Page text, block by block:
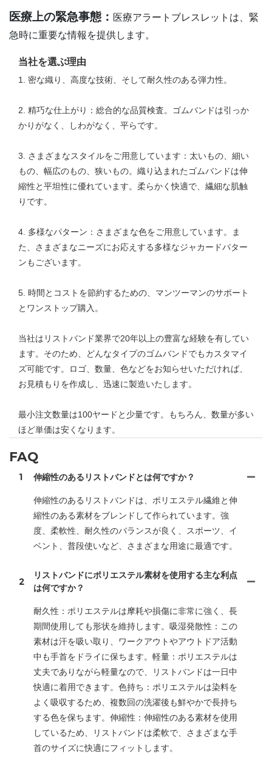
医療上の緊急事態： 医療アラートブレスレットは、緊
急時に重要な情報を提供します。
当社を選ぶ理由
1. 密な織り、高度な技術、そして耐久性のある弾力性。
2. 精巧な仕上がり：総合的な品質検査。ゴムバンドは引っか
かりがなく、しわがなく、平らです。
3. さまざまなスタイルをご用意しています：太いもの、細い
もの、幅広のもの、狭いもの。織り込まれたゴムバンドは伸
縮性と平坦性に優れています。柔らかく快適で、繊細な肌触
りです。
4. 多様なパターン：さまざまな色をご用意しています。ま
た、さまざまなニーズにお応えする多様なジャカードパター
ンもございます。
5. 時間とコストを節約するための、マンツーマンのサポート
とワンストップ購入。
当社はリストバンド業界で20年以上の豊富な経験を有してい
ます。そのため、どんなタイプのゴムバンドでもカスタマイ
ズ可能です。ロゴ、数量、色などをお知らせいただければ、
お見積もりを作成し、迅速に製造いたします。
最小注文数量は100ヤードと少量です。もちろん、数量が多い
ほど単価は安くなります。
FAQ
1 伸縮性のあるリストバンドとは何ですか？
伸縮性のあるリストバンドは、ポリエステル繊維と伸
縮性のある素材をブレンドして作られています。強
度、柔軟性、耐久性のバランスが良く、スポーツ、イ
ベント、普段使いなど、さまざまな用途に最適です。
2
リストバンドにポリエステル素材を使用する主な利点
は何ですか？
耐久性：ポリエステルは摩耗や損傷に非常に強く、長
期間使用しても形状を維持します。吸湿発散性：この
素材は汗を吸い取り、ワークアウトやアウトドア活動
中も手首をドライに保ちます。軽量：ポリエステルは
丈夫でありながら軽量なので、リストバンドは一日中
快適に着用できます。色持ち：ポリエステルは染料を
よく吸収するため、複数回の洗濯後も鮮やかで長持ち
する色を保ちます。伸縮性：伸縮性のある素材を使用
しているため、リストバンドは柔軟で、さまざまな手
首のサイズに快適にフィットします。